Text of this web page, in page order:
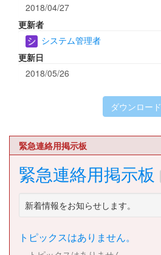
2018/04/27
更新者
システム管理者
更新日
2018/05/26
ダウンロード
緊急連絡用掲示板
緊急連絡用掲示板
新着情報をお知らせします。
トピックスはありません。